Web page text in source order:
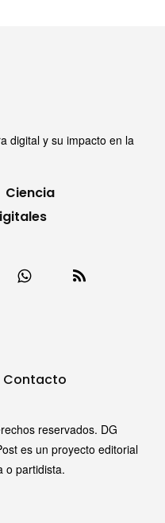
digital y su impacto en la
Ciencia
Contacto
reservados. DG
es un proyecto editorial
o partidista.